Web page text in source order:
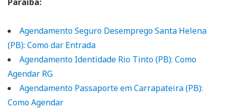
Agendamento Seguro Desemprego Santa Helena
(PB): Como dar Entrada
Agendamento Identidade Rio Tinto (PB): Como
Agendar RG
Agendamento Passaporte em Carrapateira (PB):
Como Agendar